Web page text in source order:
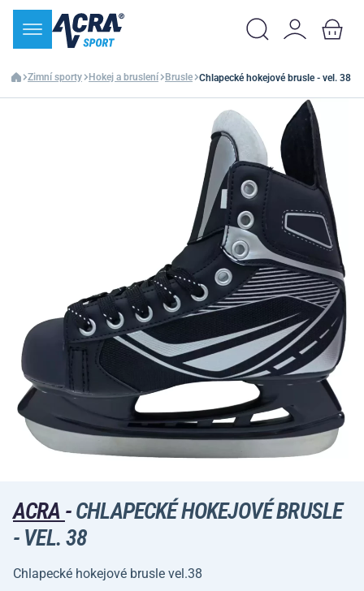
Zimní sporty Hokej a bruslení Brusle Chlapecké hokejové brusle - vel. 38
ACRA -CHLAPECKÉ HOKEJOVÉ BRUSLE
- VEL. 38
Chlapecké hokejové brusle vel.38